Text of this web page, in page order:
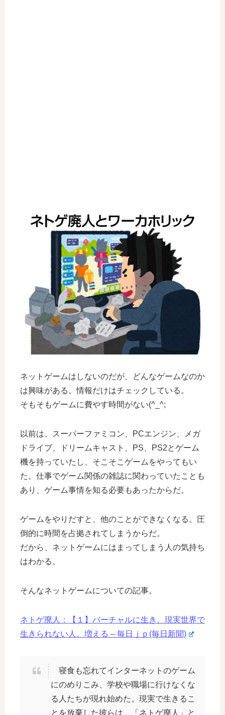
ネットゲームはしないのだが、どんなゲームなのか
は興味がある。情報だけはチェックしている。
そもそもゲームに費やす時間がない(^_^;
以前は、スーパーファミコン、PCエンジン、メガ
ドライブ、ドリームキャスト、PS、PS2とゲーム
機を持っていたし、そこそこゲームをやってもい
た。仕事でゲーム関係の雑誌に関わっていたことも
あり、ゲーム事情を知る必要もあったからだ。
ゲームをやりだすと、他のことができなくなる。圧
倒的に時間を占拠されてしまうからだ。
だから、ネットゲームにはまってしまう人の気持ち
はわかる。
そんなネットゲームについての記事。
ネトゲ廃人：【１】バーチャルに生き、現実世界で
生きられない人、増える – 毎日ｊｐ(毎日新聞)
寝食も忘れてインターネットのゲーム
にのめりこみ、学校や職場に行けなくな
る人たちが現れ始めた。現実で生きるこ
とを放棄した彼らは、「ネトゲ廃人」と